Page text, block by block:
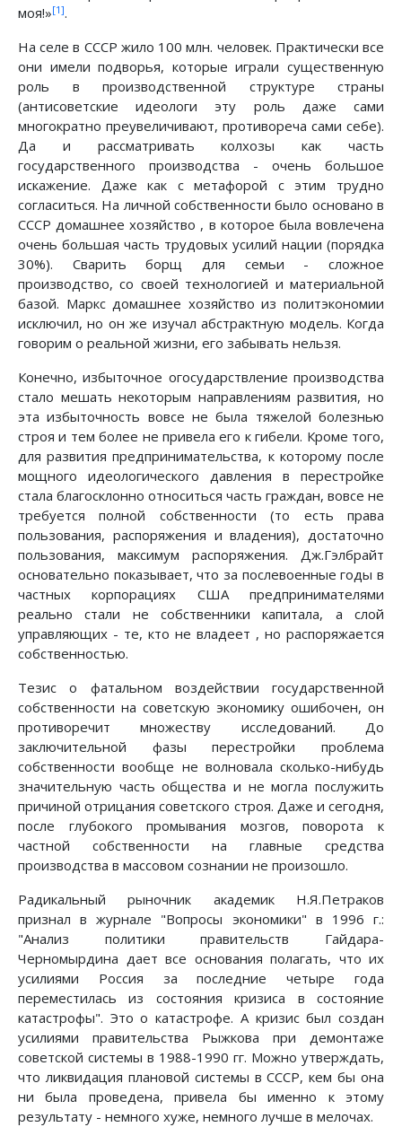
моя!»[1].
На селе в СССР жило 100 млн. человек. Практически все
они имели подворья, которые играли существенную
роль в производственной структуре страны
(антисоветские идеологи эту роль даже сами
многократно преувеличивают, противореча сами себе).
Да и рассматривать колхозы как часть
государственного производства - очень большое
искажение. Даже как с метафорой с этим трудно
согласиться. На личной собственности было основано в
СССР домашнее хозяйство , в которое была вовлечена
очень большая часть трудовых усилий нации (порядка
30%). Сварить борщ для семьи - сложное
производство, со своей технологией и материальной
базой. Маркс домашнее хозяйство из политэкономии
исключил, но он же изучал абстрактную модель. Когда
говорим о реальной жизни, его забывать нельзя.
Конечно, избыточное огосударствление производства
стало мешать некоторым направлениям развития, но
эта избыточность вовсе не была тяжелой болезнью
строя и тем более не привела его к гибели. Кроме того,
для развития предпринимательства, к которому после
мощного идеологического давления в перестройке
стала благосклонно относиться часть граждан, вовсе не
требуется полной собственности (то есть права
пользования, распоряжения и владения), достаточно
пользования, максимум распоряжения. Дж.Гэлбрайт
основательно показывает, что за послевоенные годы в
частных корпорациях США предпринимателями
реально стали не собственники капитала, а слой
управляющих - те, кто не владеет , но распоряжается
собственностью.
Тезис о фатальном воздействии государственной
собственности на советскую экономику ошибочен, он
противоречит множеству исследований. До
заключительной фазы перестройки проблема
собственности вообще не волновала сколько-нибудь
значительную часть общества и не могла послужить
причиной отрицания советского строя. Даже и сегодня,
после глубокого промывания мозгов, поворота к
частной собственности на главные средства
производства в массовом сознании не произошло.
Радикальный рыночник академик Н.Я.Петраков
признал в журнале "Вопросы экономики" в 1996 г.:
"Анализ политики правительств Гайдара-
Черномырдина дает все основания полагать, что их
усилиями Россия за последние четыре года
переместилась из состояния кризиса в состояние
катастрофы". Это о катастрофе. А кpизис был создан
усилиями правительства Рыжкова пpи демонтаже
советской системы в 1988-1990 гг. Можно утверждать,
что ликвидация плановой системы в СССР, кем бы она
ни была проведена, привела бы именно к этому
результату - немного хуже, немного лучше в мелочах.